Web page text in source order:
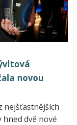
novou
nejšťastnějších
dvě nové